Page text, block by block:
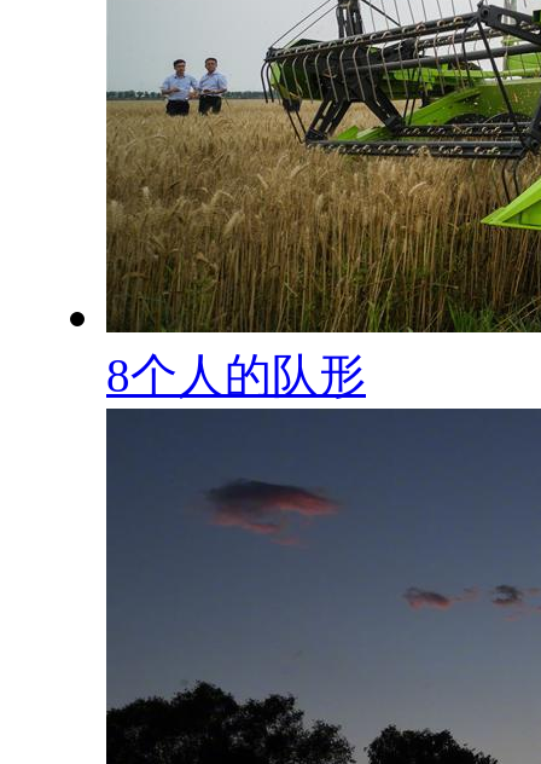
8个人的队形